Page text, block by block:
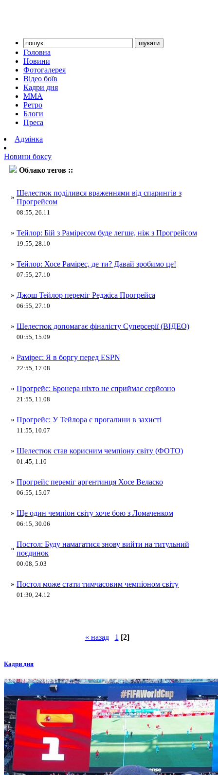
Головна
Новини
Фотогалерея
Відео боїв
Кадри дня
ММА
Ретро
Блоги
Преса
Адмінка
Новини боксу
Облако тегов ::
»
Шелестюк поділився враженнями від спарингів з
Прогрейсом
08:55, 26.11
» Тейлор: Бій з Раміресом буде легше, ніж з Прогрейсом
19:55, 28.10
» Тейлор: Хосе Рамірес, де ти? Давай зробимо це!
07:55, 27.10
» Джош Тейлор переміг Реджіса Прогрейса
06:55, 27.10
» Шелестюк допомагає фіналісту Суперсерії (ВІДЕО)
00:55, 15.09
» Рамірес: Я в боргу перед ESPN
22:55, 17.08
» Прогрейс: Бронера ніхто не сприймає серйозно
21:55, 11.08
» Прогрейс: У Тейлора є прогалини в захисті
11:55, 10.07
» Шелестюк став корисним чемпіону світу (ФОТО)
01:45, 1.10
» Прогрейс переміг аргентинця Хосе Веласко
06:55, 15.07
» Ще один чемпіон світу хоче бою з Ломаченком
06:15, 30.06
»
Постол: Буду намагатися знову вийти на титульний
поєдинок
00:08, 5.03
» Постол може стати тимчасовим чемпіоном світу
01:30, 24.12
« назад 1 [2]
Кадри дня